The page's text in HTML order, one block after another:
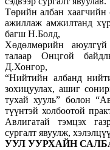
Төрийн албан хаагчийн
ажиллаж амжилтанд
багш Н.Болд,
Хөдөлмөрийн
талаар Онцгой
Д.Хонгор,
“Нийтийн албанд
зохицуулах, ашиг
тухай хууль” болон
түүнтэй холбоотой
Авлигатай тэмцэх
сургалт явуулж,
УУЛ УУРХАЙН